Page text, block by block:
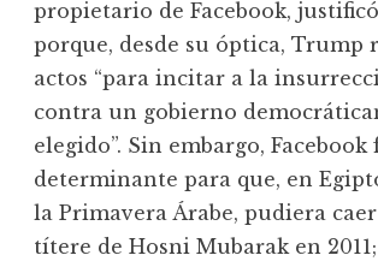
propietario de Facebook,
porque, desde su óptica, Trump
actos “para incitar a la
contra un gobierno
elegido”. Sin embargo, Facebook
determinante para que, en
la Primavera Árabe, pudiera
títere de Hosni Mubarak en